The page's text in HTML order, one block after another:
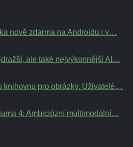
nově zdarma na Androidu i v…
ale také nejvýkonnější AI…
knihovnu pro obrázky. Uživatelé…
4: Ambiciózní multimodální…